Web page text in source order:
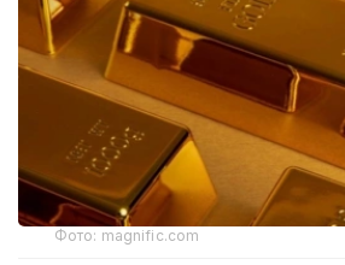
Фото: magnific.com